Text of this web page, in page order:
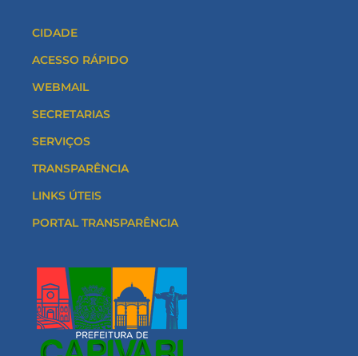
CIDADE
ACESSO RÁPIDO
WEBMAIL
SECRETARIAS
SERVIÇOS
TRANSPARÊNCIA
LINKS ÚTEIS
PORTAL TRANSPARÊNCIA